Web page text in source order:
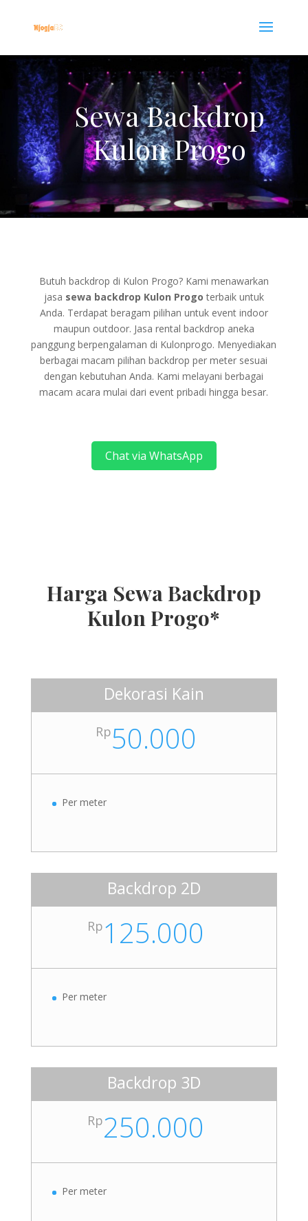
Sewa Backdrop
Kulon Progo
Butuh backdrop di Kulon Progo? Kami menawarkan
jasa sewa backdrop Kulon Progoterbaik untuk
Anda. Terdapat beragam pilihan untuk event indoor
maupun outdoor. Jasa rental backdrop aneka
panggung berpengalaman di Kulonprogo. Menyediakan
berbagai macam pilihan backdrop per meter sesuai
dengan kebutuhan Anda. Kami melayani berbagai
macam acara mulai dari event pribadi hingga besar.
Chat via WhatsApp
Harga Sewa Backdrop
Kulon Progo*
Dekorasi Kain
Rp50.000
Per meter
Backdrop 2D
Rp125.000
Per meter
Backdrop 3D
Rp250.000
Per meter